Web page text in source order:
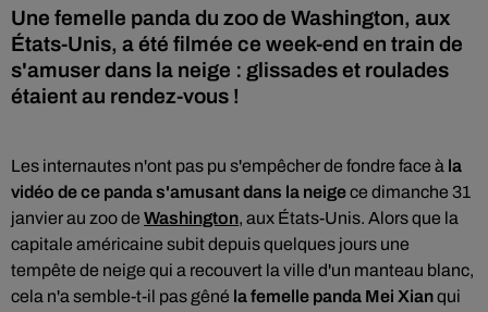
Une femelle panda du zoo de Washington, aux
États-Unis, a été filmée ce week-end en train de
s'amuser dans la neige : glissades et roulades
étaient au rendez-vous !
Les internautes n'ont pas pu s'empêcher de fondre face à la
vidéo de ce panda s'amusant dans la neigece dimanche 31
janvier au zoo de Washington, aux États-Unis. Alors que la
capitale américaine subit depuis quelques jours une
tempête de neige qui a recouvert la ville d'un manteau blanc,
cela n'a semble-t-il pas gêné la femelle panda Mei Xianqui